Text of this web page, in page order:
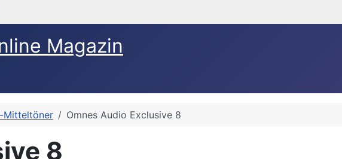
Magazin
Mitteltöner Omnes Audio Exclusive 8
8